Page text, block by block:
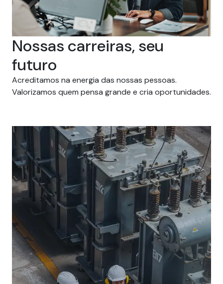
Nossas carreiras, seu
futuro
Acreditamos na energia das nossas pessoas.
Valorizamos quem pensa grande e cria oportunidades.